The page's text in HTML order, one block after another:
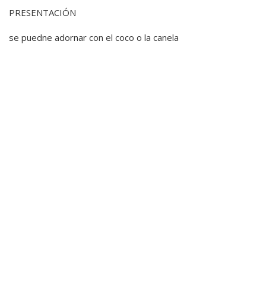
PRESENTACIÓN
se puedne adornar con el coco o la canela